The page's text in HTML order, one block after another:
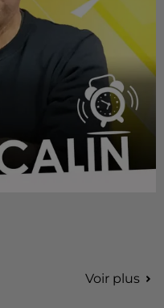
Voir plus